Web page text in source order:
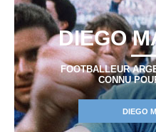
DIEGO
FOOTBALLEUR
CONNU
DIEGO